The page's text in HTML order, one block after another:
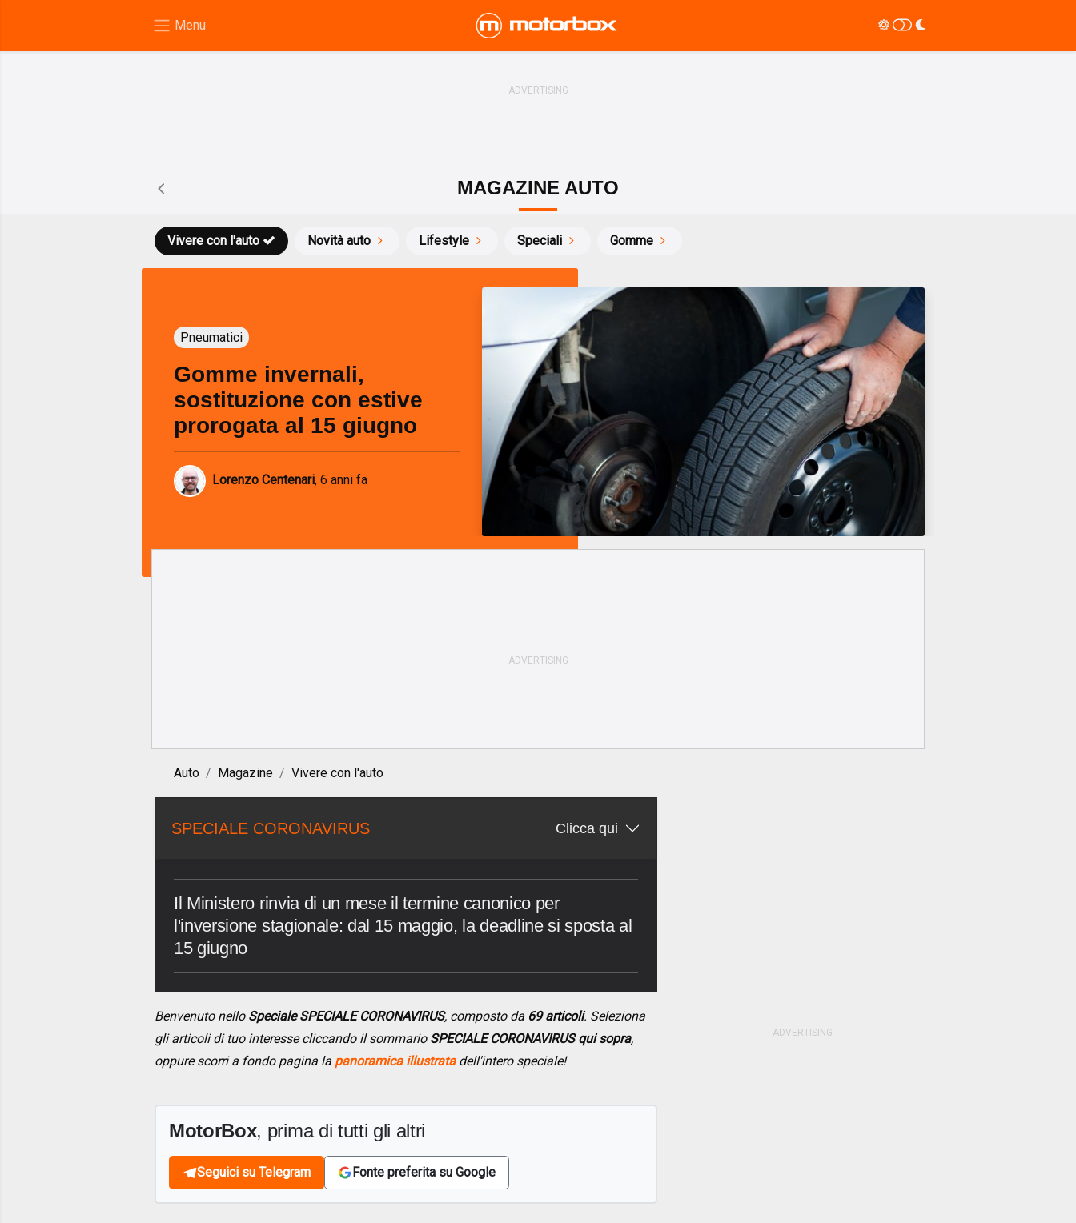
MAGAZINE AUTO
Novità auto
Vivere con l'auto Lifestyle Speciali Gomme
Pneumatici
Gomme invernali,
sostituzione con estive
prorogata al 15 giugno
Lorenzo Centenari, 6 anni fa
Auto Magazine Vivere con l'auto
SPECIALE CORONAVIRUS Clicca qui
Il Ministero rinvia di un mese il termine canonico per
l'inversione stagionale: dal 15 maggio, la deadline si sposta al
15 giugno
Benvenuto nello Speciale SPECIALE CORONAVIRUS, composto da 69 articoli. Seleziona
gli articoli di tuo interesse cliccando il sommario SPECIALE CORONAVIRUS qui sopra,
oppure scorri a fondo pagina la panoramica illustratadell'intero speciale!
MotorBox, prima di tutti gli altri
Seguici su Telegram Fonte preferita su Google